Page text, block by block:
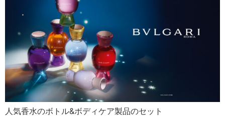
人気香水のボトル&ボディケア製品のセット